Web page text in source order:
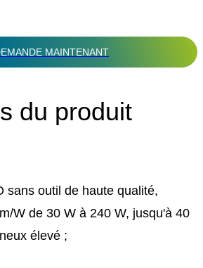
MAINTENANT
du produit
sans outil de haute qualité,
W de 30 W à 240 W, jusqu'à 40
élevé ;